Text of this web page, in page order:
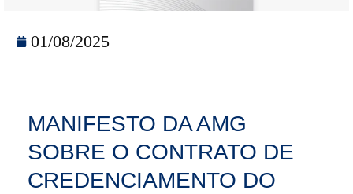
01/08/2025
MANIFESTO DA AMG
SOBRE O CONTRATO DE
CREDENCIAMENTO DO